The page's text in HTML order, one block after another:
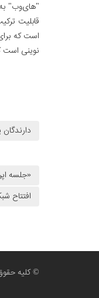
است که
نوینی است
«جلسه
افتتاح
© کلیه